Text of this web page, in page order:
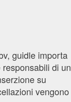
guidle importa
di un
su
vengono